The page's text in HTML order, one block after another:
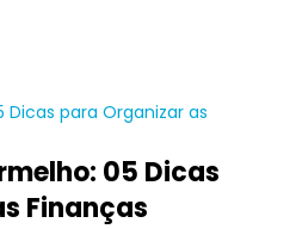
para Organizar as
05 Dicas
Finanças